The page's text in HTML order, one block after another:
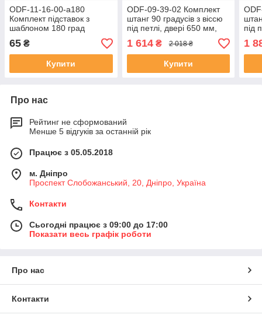
ODF-11-16-00-a180
Комплект підставок з
шаблоном 180 град
65 ₴
Купити
ODF-09-39-02 Комплект
штанг 90 градусів з віссю
під петлі, двері 650 мм,
полірований
1 614₴ 2 018 ₴
Купити
під
1
Про нас
Рейтинг не сформований
Менше 5 відгуків за останній рік
Працює з 05.05.2018
м. Дніпро
Проспект Слобожанський, 20, Дніпро, Україна
Контакти
Сьогодні працює з 09:00 до 17:00
Показати весь графік роботи
Про нас
Контакти